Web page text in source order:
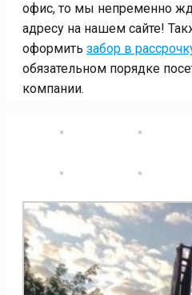
офис, то мы непременно
адресу на нашем сайте!
оформить забор в
обязательном порядке
компании.